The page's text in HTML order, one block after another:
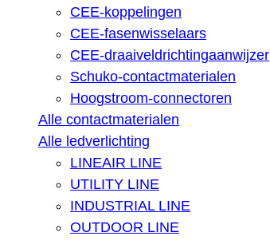
CEE-koppelingen
CEE-fasenwisselaars
CEE-draaiveldrichtingaanwijzer
Schuko-contactmaterialen
Hoogstroom-connectoren
Alle contactmaterialen
Alle ledverlichting
LINEAIR LINE
UTILITY LINE
INDUSTRIAL LINE
OUTDOOR LINE